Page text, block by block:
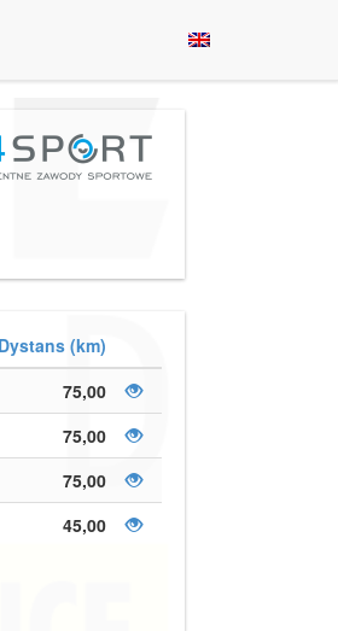
Dystans (km)
75,00
75,00
75,00
45,00